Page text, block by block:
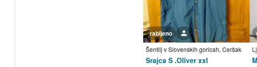
Srajca S .Oliver xxl
Šentilj v Slovenskih goricah, Ceršak
rabljeno